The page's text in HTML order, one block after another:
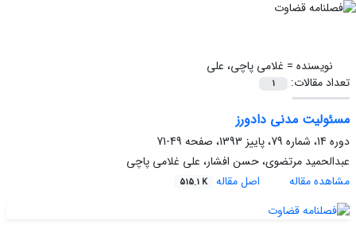
نویسنده = غلامی پاچی، علی
تعداد مقالات:
1
مسئولیت مدنی دادورز
دوره 14، شماره 79، پاییز 1393، صفحه
49-71
عبدالحمید مرتضوی، حسن افشار، علی غلامی پاچی
مشاهده مقاله
اصل مقاله 515.1 K